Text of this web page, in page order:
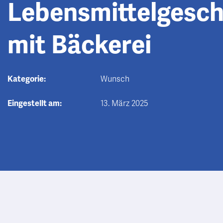
mit Bäckerei
Kategorie: Wunsch
Eingestellt am: 13. März 2025